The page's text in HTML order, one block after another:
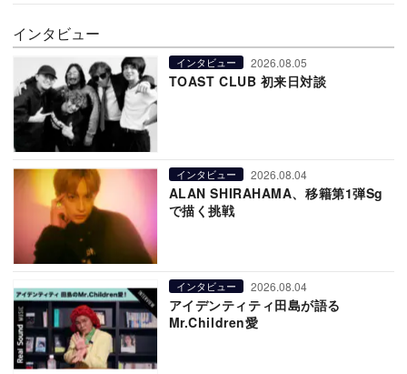
インタビュー
インタビュー 2026.08.05
TOAST CLUB 初来日対談
インタビュー 2026.08.04
ALAN SHIRAHAMA、移籍第1弾Sg
で描く挑戦
インタビュー 2026.08.04
アイデンティティ田島が語る
Mr.Children愛